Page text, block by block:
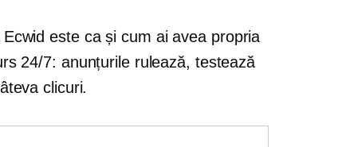
este ca și cum ai avea propria
24/7: anunțurile rulează, testează
clicuri.